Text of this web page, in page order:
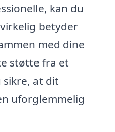
kan du
betyder
med dine
støtte fra et
at dit
uforglemmelig